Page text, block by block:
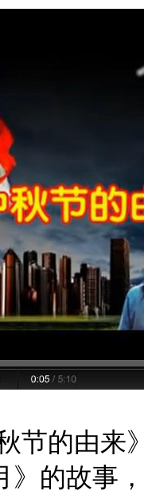
节的由来
》的故事